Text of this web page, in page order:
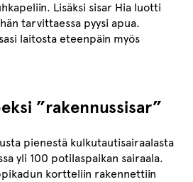
Lisäksi sisar Hia luotti
tarvittaessa pyysi apua.
laitosta eteenpäin myös
”rakennussisar”
pienestä kulkutautisairaalasta
yli 100 potilaspaikan sairaala.
kortteliin rakennettiin